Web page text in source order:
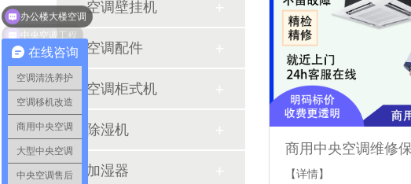
空调壁挂机
空调配件
空调柜式机
除湿机
加湿器 【详情】
在线咨询
空调清洗养护
空调移机改造
商用中央空调
大型中央空调
中央空调售后
中央空调工程